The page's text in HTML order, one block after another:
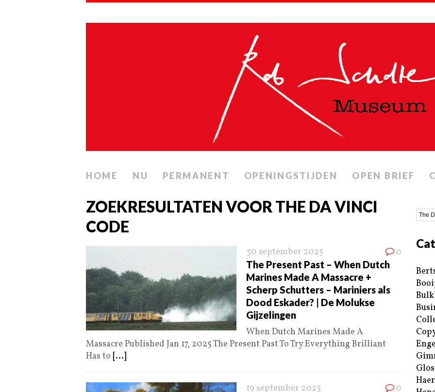
HOME NU PERMANENT OPENINGSTIJDEN OPEN BRIEF
ZOEKRESULTATEN VOOR THE DA VINCI
CODE
30 september 2025 0
The Present Past – When Dutch
Marines Made A Massacre +
Scherp Schutters – Mariniers als
Dood Eskader? | De Molukse
Gijzelingen
When Dutch Marines Made A
Massacre Published Jan 17, 2025 The Present Past To Try Everything Brilliant
Has to [...]
19 september 2025 0